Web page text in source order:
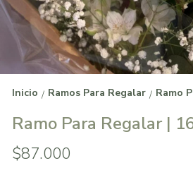
Inicio / Ramos Para Regalar / Ramo
Ramo Para Regalar |
$87.000